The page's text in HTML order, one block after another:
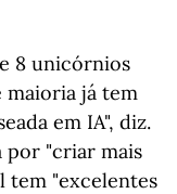
8 unicórnios
maioria já tem
em IA", diz.
por "criar mais
tem "excelentes